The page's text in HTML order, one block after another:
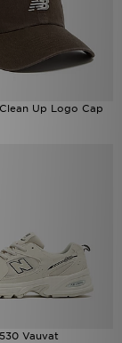
Up Logo Cap
Vauvat